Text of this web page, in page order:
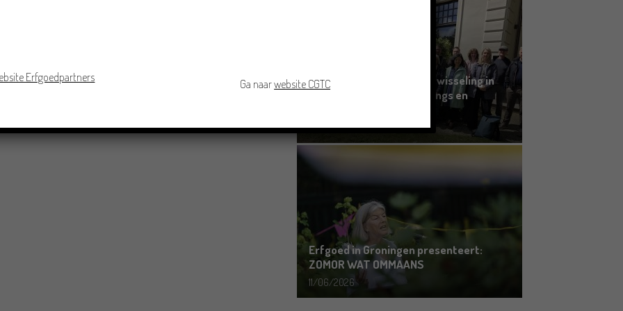
Grensoverschrijdende uitwisseling in
Oldenburg rond het Gronings en
19/06/2026
Erfgoed in Groningen presenteert:
ZOMOR WAT OMMAANS
11/06/2026
Erfgoedpartners Ga naarwebsite CGTC